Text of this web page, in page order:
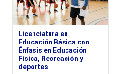
Licenciatura en
Educación Básica con
Énfasis en Educación
Física, Recreación y
deportes